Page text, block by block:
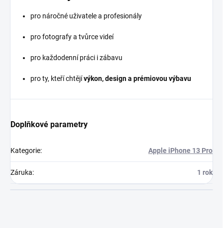
pro náročné uživatele a profesionály
pro fotografy a tvůrce videí
pro každodenní práci i zábavu
pro ty, kteří chtějívýkon, design a prémiovou výbavu
Doplňkové parametry
Kategorie: Apple iPhone 13 Pro
Záruka: 1 rok